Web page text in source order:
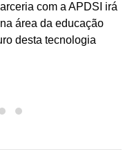
com a APDSI irá
área da educação
desta tecnologia